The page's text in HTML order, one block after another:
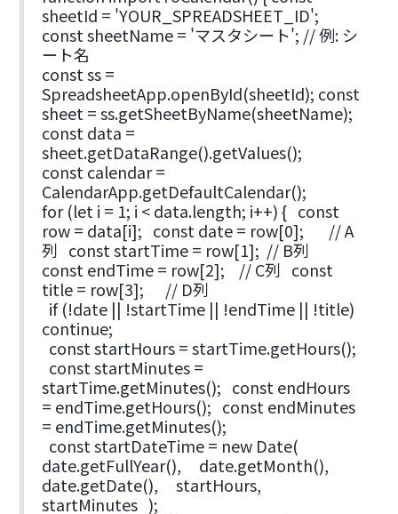
sheetId = 'YOUR_SPREADSHEET_ID';
const sheetName = 'マスタシート'; // 例: シ
ート名
const ss =
SpreadsheetApp.openById(sheetId); const
sheet = ss.getSheetByName(sheetName);
const data =
sheet.getDataRange().getValues();
const calendar =
CalendarApp.getDefaultCalendar();
for (let i = 1; i < data.length; i++) { const
row = data[i]; const date = row[0]; // A
列 const startTime = row[1]; // B列
const endTime = row[2]; // C列 const
title = row[3]; // D列
if (!date || !startTime || !endTime || !title)
continue;
const startHours = startTime.getHours();
const startMinutes =
startTime.getMinutes(); const endHours
= endTime.getHours(); const endMinutes
= endTime.getMinutes();
const startDateTime = new Date(
date.getFullYear(), date.getMonth(),
date.getDate(), startHours,
startMinutes );